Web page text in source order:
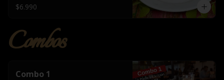
$6.990
Combos
Combo 1